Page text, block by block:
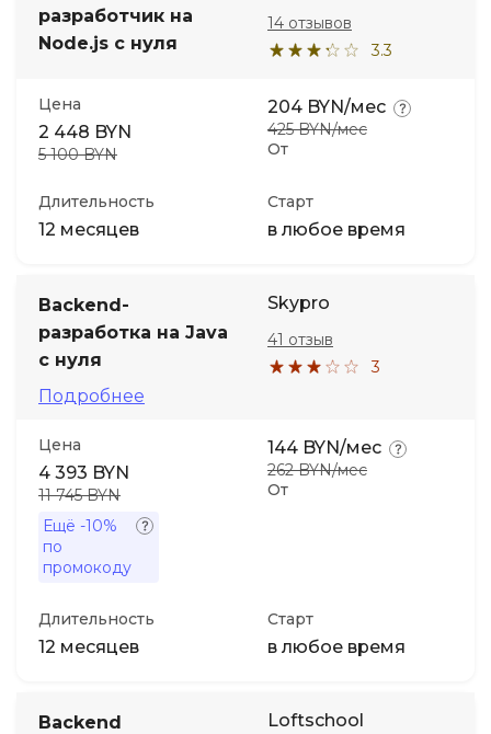
разработчик на
Node.js с нуля
3.3
14 отзывов
Цена
2 448 BYN
5 100 BYN От
204 BYN/мес
425 BYN/мес
Длительность
12 месяцев
Старт
в любое время
Backend-
разработка на Java
с нуля
Подробнее
Skypro
3
41 отзыв
Цена
4 393 BYN
11 745 BYN
Ещё -10%
по
промокоду
От
144 BYN/мес
262 BYN/мес
Длительность
12 месяцев
Старт
в любое время
Backend
Loftschool